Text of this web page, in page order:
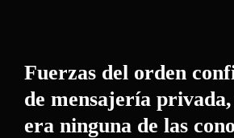
Fuerzas del orden
de mensajería
era ninguna de las